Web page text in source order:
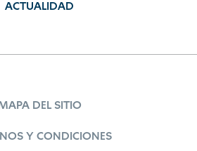
ACTUALIDAD
DEL SITIO
Y CONDICIONES